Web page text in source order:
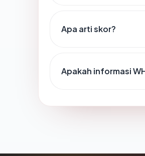
Apa arti skor?
Apakah informasi